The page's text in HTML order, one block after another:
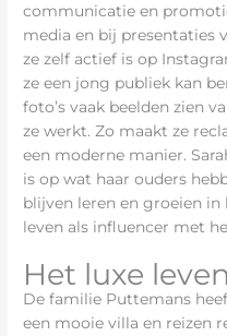
communicatie en
media en bij presentaties
ze zelf actief is op
ze een jong publiek kan
foto’s vaak beelden zien
ze werkt. Zo maakt ze
een moderne manier.
is op wat haar ouders
blijven leren en groeien
leven als influencer met
Het luxe
De familie Puttemans
een mooie villa en reizen